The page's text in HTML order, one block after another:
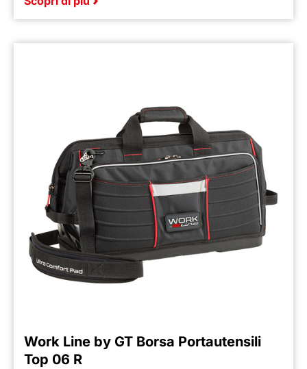
Work Line by GT Borsa Portautensili
Top 06 R